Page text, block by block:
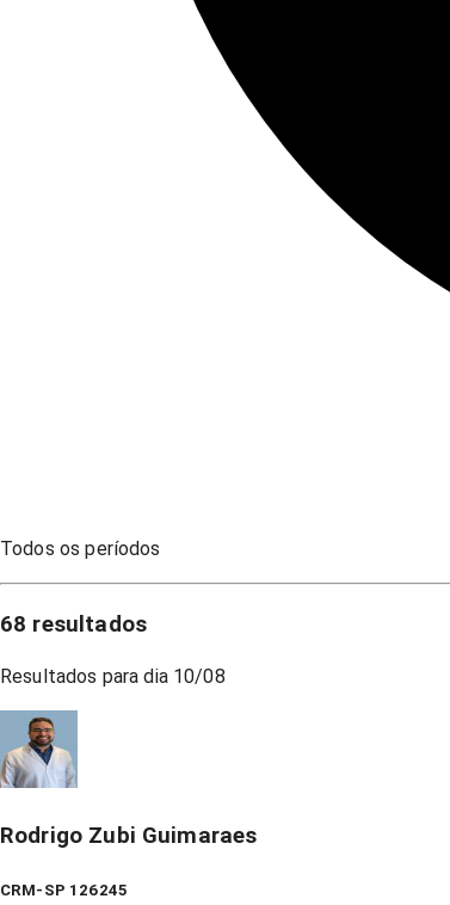
Todos os períodos
68 resultados
Resultados para dia 10/08
Rodrigo Zubi Guimaraes
CRM-SP 126245